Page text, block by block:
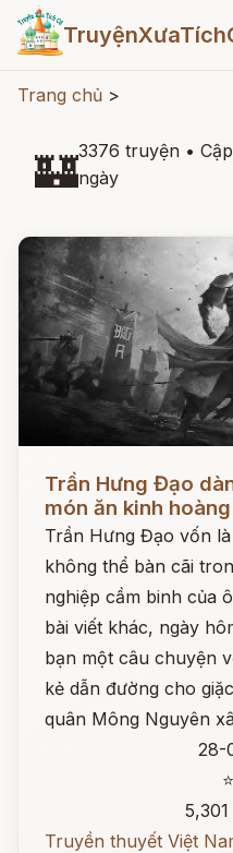
Trang chủ >
🏰3376 truyện •
ngày
Đọc ngay
Trần Hưng Đạo
món ăn kinh
Trần Hưng Đạo vốn
không thể bàn cãi
nghiệp cầm binh của
bài viết khác, ngày
bạn một câu chuyện
kẻ dẫn đường cho
quân Mông Nguyên
28-
Truyền thuyết Việt